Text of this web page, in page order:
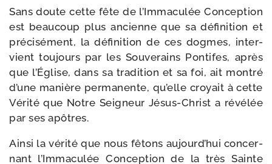
Sans doute cette fête de l’Immaculée Conception
est beau­coup plus ancienne que sa défi­ni­tion et
pré­ci­sé­ment, la défi­ni­tion de ces dogmes, inter­
vient tou­jours par les Souverains Pontifes, après
que l’Église, dans sa tra­di­tion et sa foi, ait mon­tré
d’une manière per­ma­nente, qu’elle croyait à cette
Vérité que Notre Seigneur Jésus-​Christ a révé­lée
par ses apôtres.
Ainsi la véri­té que nous fêtons aujourd’hui concer­
nant l’Immaculée Conception de la très Sainte